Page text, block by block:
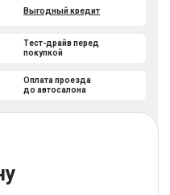
Выгодный кредит
Тест-драйв перед
покупкой
Оплата проезда
до автосалона